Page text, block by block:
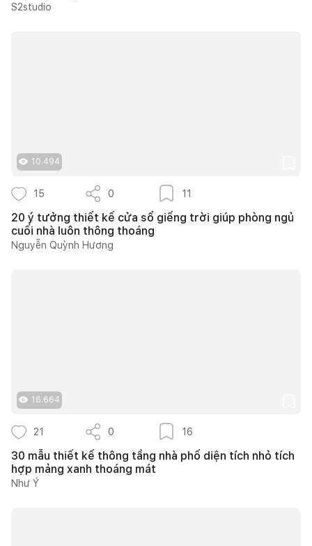
S2studio
10.494
15 0 11
20 ý tưởng thiết kế cửa sổ giếng trời giúp phòng ngủ
cuối nhà luôn thông thoáng
Nguyễn Quỳnh Hương
16.664
21 0 16
30 mẫu thiết kế thông tầng nhà phố diện tích nhỏ tích
hợp mảng xanh thoáng mát
Như Ý